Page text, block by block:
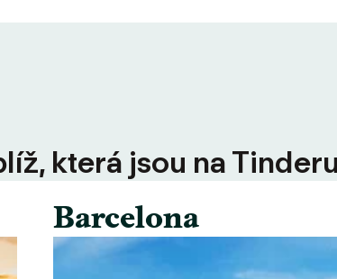
která jsou na
Barcelona